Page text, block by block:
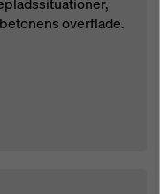
overflade.